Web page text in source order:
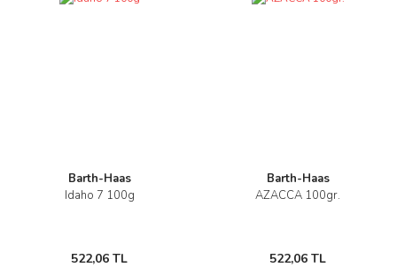
Barth-Haas
Idaho 7 100g
522,06 TL
Barth-Haas
AZACCA 100gr.
522,06 TL